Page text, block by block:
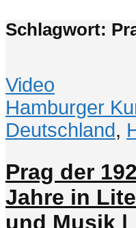
Schlagwort:
Video
Hamburger
Deutschland,
Prag der
Jahre in
und Musik |